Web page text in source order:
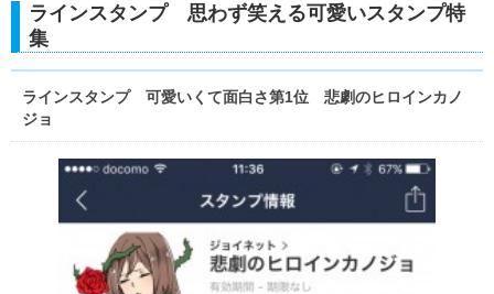
ラインスタンプ 思わず笑える可愛いスタンプ特
集
ラインスタンプ 可愛いくて面白さ第1位 悲劇のヒロインカノ
ジョ